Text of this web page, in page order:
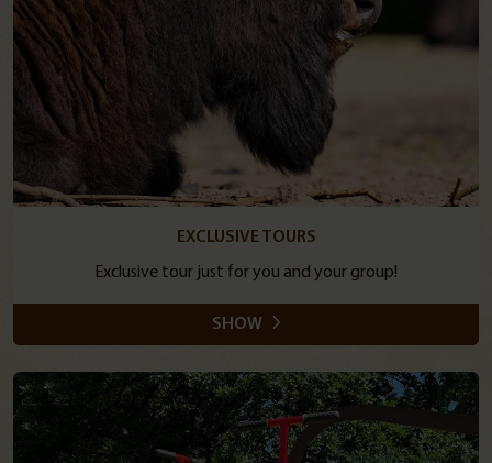
EXCLUSIVE TOURS
Exclusive tour just for you and your group!
SHOW